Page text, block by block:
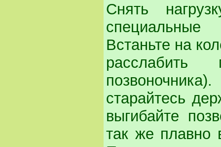
Снять
Встаньте на
старайтесь
выгибайте
так же плавно